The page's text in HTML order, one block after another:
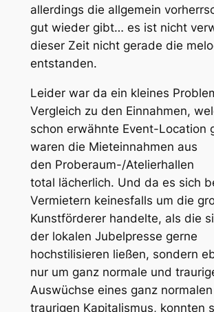
allerdings die allgemein
gut wieder gibt… es ist nicht
dieser Zeit nicht gerade die
entstanden.
Leider war da ein kleines
Vergleich zu den Einnahmen,
schon erwähnte Event-Location
waren die Mieteinnahmen aus
den Proberaum-/Atelierhallen
total lächerlich. Und da es sich
Vermietern keinesfalls um die
Kunstförderer handelte, als die
der lokalen Jubelpresse gerne
hochstilisieren ließen, sondern
nur um ganz normale und
Auswüchse eines ganz
traurigen Kapitalismus, konnten